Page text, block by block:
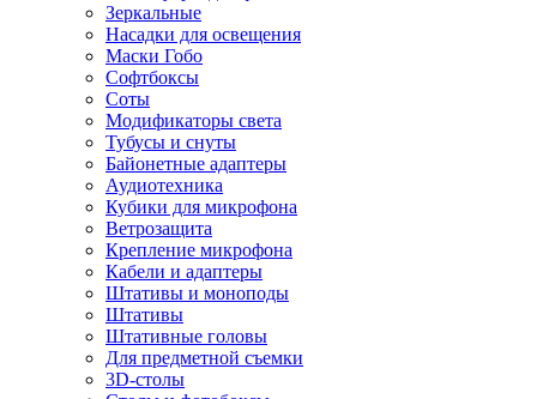
Зеркальные
Насадки для освещения
Маски Гобо
Софтбоксы
Соты
Модификаторы света
Тубусы и снуты
Байонетные адаптеры
Аудиотехника
Кубики для микрофона
Ветрозащита
Крепление микрофона
Кабели и адаптеры
Штативы и моноподы
Штативы
Штативные головы
Для предметной съемки
3D-столы